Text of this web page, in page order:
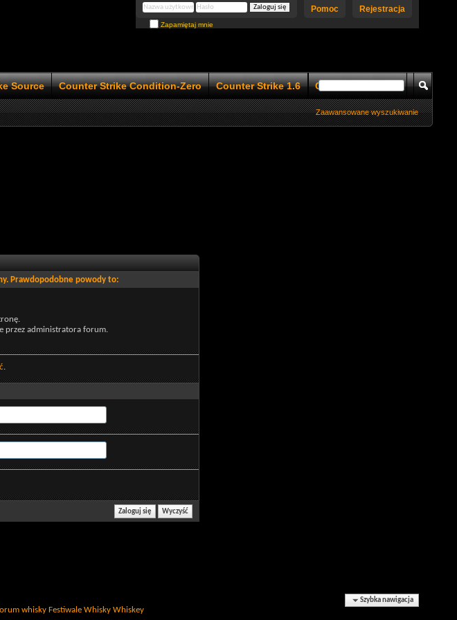
Rejestracja
Pomoc
Zapamiętaj mnie
Source Counter Strike Condition-Zero Counter Strike 1.6 Counter Strike 1.5
Zaawansowane wyszukiwanie
Prawdopodobne powody to:
przez administratora forum.
.
Szybka nawigacja
whisky Festiwale Whisky Whiskey